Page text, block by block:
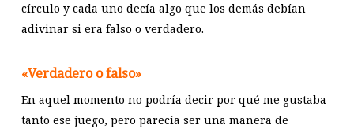
círculo y cada uno decía algo que los demás debían
adivinar si era falso o verdadero.
«Verdadero o falso»
En aquel momento no podría decir por qué me gustaba
tanto ese juego, pero parecía ser una manera de